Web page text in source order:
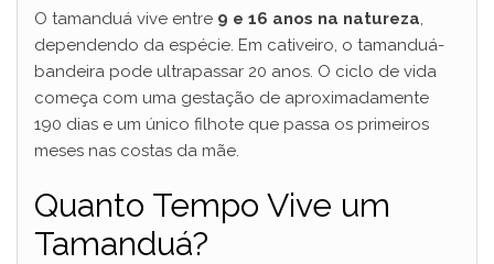
O tamanduá vive entre 9 e 16 anos na natureza,
dependendo da espécie. Em cativeiro, o tamanduá-
bandeira pode ultrapassar 20 anos. O ciclo de vida
começa com uma gestação de aproximadamente
190 dias e um único filhote que passa os primeiros
meses nas costas da mãe.
Quanto Tempo Vive um
Tamanduá?